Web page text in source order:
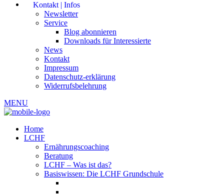
Kontakt | Infos
Newsletter
Service
Blog abonnieren
Downloads für Interessierte
News
Kontakt
Impressum
Datenschutz-erklärung
Widerrufsbelehrung
MENU
Home
LCHF
Ernährungscoaching
Beratung
LCHF – Was ist das?
Basiswissen: Die LCHF Grundschule